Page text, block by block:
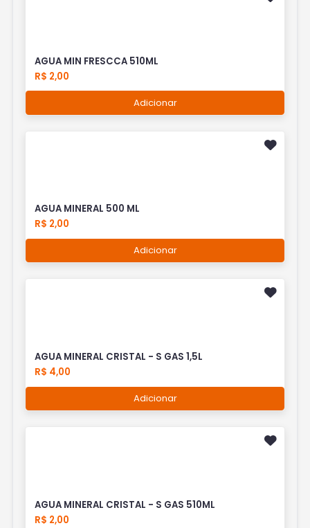
AGUA MIN FRESCCA 510ML
R$ 2,00
Adicionar
AGUA MINERAL 500 ML
R$ 2,00
Adicionar
AGUA MINERAL CRISTAL - S GAS 1,5L
R$ 4,00
Adicionar
AGUA MINERAL CRISTAL - S GAS 510ML
R$ 2,00